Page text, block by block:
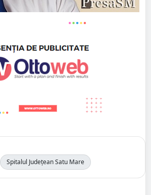
Spitalul Județean Satu Mare